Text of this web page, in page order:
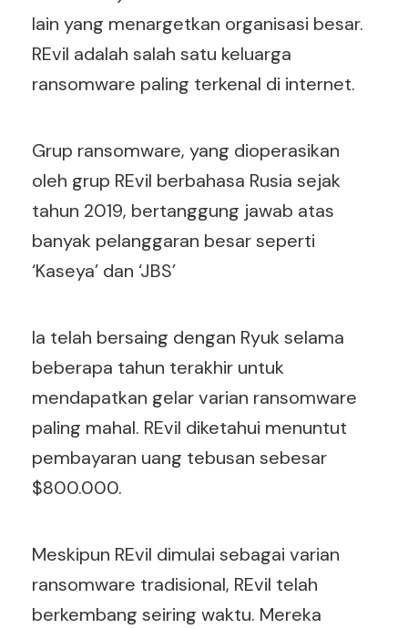
lain yang menargetkan organisasi besar.
REvil adalah salah satu keluarga
ransomware paling terkenal di internet.
Grup ransomware, yang dioperasikan
oleh grup REvil berbahasa Rusia sejak
tahun 2019, bertanggung jawab atas
banyak pelanggaran besar seperti
‘Kaseya’ dan ‘JBS’
Ia telah bersaing dengan Ryuk selama
beberapa tahun terakhir untuk
mendapatkan gelar varian ransomware
paling mahal. REvil diketahui menuntut
pembayaran uang tebusan sebesar
$800.000.
Meskipun REvil dimulai sebagai varian
ransomware tradisional, REvil telah
berkembang seiring waktu. Mereka